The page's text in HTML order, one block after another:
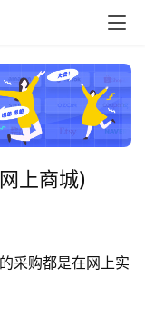
上商城)
采购都是在网上实